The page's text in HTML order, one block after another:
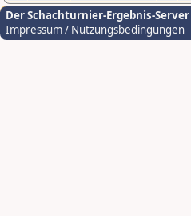
Der Schachturnier-Ergebnis-Server
Impressum / Nutzungsbedingungen